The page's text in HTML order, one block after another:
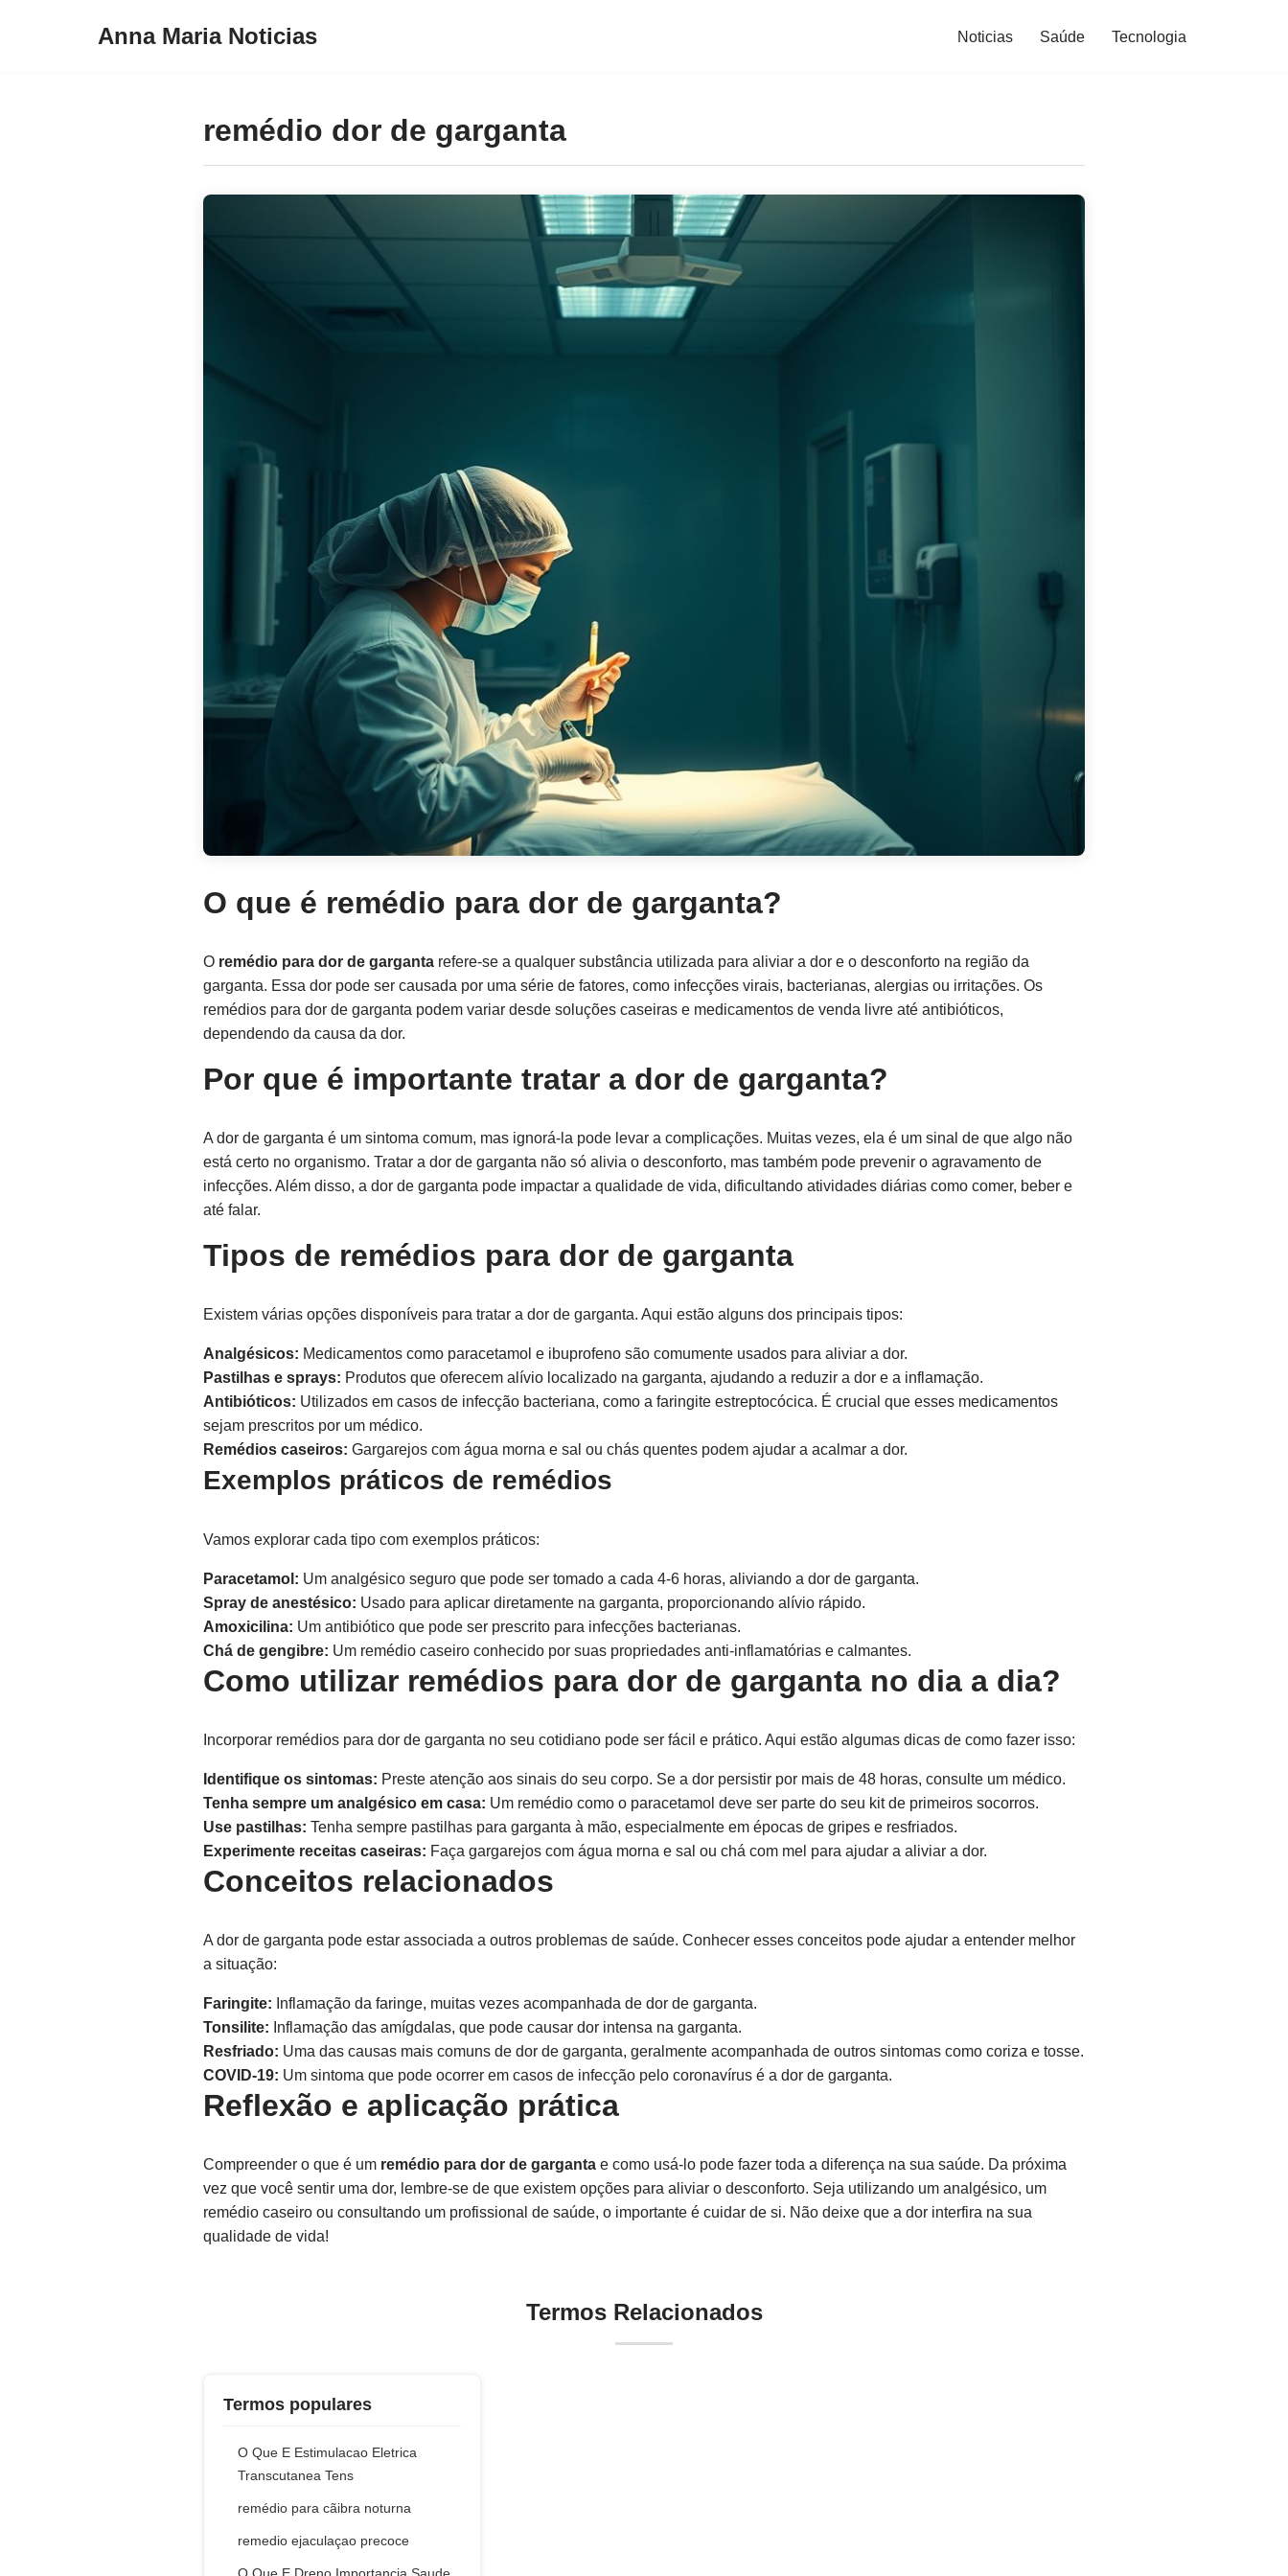
Anna Maria Noticias Noticias Saúde Tecnologia
remédio dor de garganta
O que é remédio para dor de garganta?
O remédio para dor de garganta refere-se a qualquer substância utilizada para aliviar a dor e o desconforto na região da
garganta. Essa dor pode ser causada por uma série de fatores, como infecções virais, bacterianas, alergias ou irritações. Os
remédios para dor de garganta podem variar desde soluções caseiras e medicamentos de venda livre até antibióticos,
dependendo da causa da dor.
Por que é importante tratar a dor de garganta?
A dor de garganta é um sintoma comum, mas ignorá-la pode levar a complicações. Muitas vezes, ela é um sinal de que algo não
está certo no organismo. Tratar a dor de garganta não só alivia o desconforto, mas também pode prevenir o agravamento de
infecções. Além disso, a dor de garganta pode impactar a qualidade de vida, dificultando atividades diárias como comer, beber e
até falar.
Tipos de remédios para dor de garganta
Existem várias opções disponíveis para tratar a dor de garganta. Aqui estão alguns dos principais tipos:
Analgésicos: Medicamentos como paracetamol e ibuprofeno são comumente usados para aliviar a dor.
Pastilhas e sprays: Produtos que oferecem alívio localizado na garganta, ajudando a reduzir a dor e a inflamação.
Antibióticos: Utilizados em casos de infecção bacteriana, como a faringite estreptocócica. É crucial que esses medicamentos
sejam prescritos por um médico.
Remédios caseiros: Gargarejos com água morna e sal ou chás quentes podem ajudar a acalmar a dor.
Exemplos práticos de remédios
Vamos explorar cada tipo com exemplos práticos:
Paracetamol: Um analgésico seguro que pode ser tomado a cada 4-6 horas, aliviando a dor de garganta.
Spray de anestésico: Usado para aplicar diretamente na garganta, proporcionando alívio rápido.
Amoxicilina: Um antibiótico que pode ser prescrito para infecções bacterianas.
Chá de gengibre: Um remédio caseiro conhecido por suas propriedades anti-inflamatórias e calmantes.
Como utilizar remédios para dor de garganta no dia a dia?
Incorporar remédios para dor de garganta no seu cotidiano pode ser fácil e prático. Aqui estão algumas dicas de como fazer isso:
Identifique os sintomas: Preste atenção aos sinais do seu corpo. Se a dor persistir por mais de 48 horas, consulte um médico.
Tenha sempre um analgésico em casa: Um remédio como o paracetamol deve ser parte do seu kit de primeiros socorros.
Use pastilhas: Tenha sempre pastilhas para garganta à mão, especialmente em épocas de gripes e resfriados.
Experimente receitas caseiras: Faça gargarejos com água morna e sal ou chá com mel para ajudar a aliviar a dor.
Conceitos relacionados
A dor de garganta pode estar associada a outros problemas de saúde. Conhecer esses conceitos pode ajudar a entender melhor
a situação:
Faringite: Inflamação da faringe, muitas vezes acompanhada de dor de garganta.
Tonsilite: Inflamação das amígdalas, que pode causar dor intensa na garganta.
Resfriado: Uma das causas mais comuns de dor de garganta, geralmente acompanhada de outros sintomas como coriza e tosse.
COVID-19: Um sintoma que pode ocorrer em casos de infecção pelo coronavírus é a dor de garganta.
Reflexão e aplicação prática
Compreender o que é um remédio para dor de garganta e como usá-lo pode fazer toda a diferença na sua saúde. Da próxima
vez que você sentir uma dor, lembre-se de que existem opções para aliviar o desconforto. Seja utilizando um analgésico, um
remédio caseiro ou consultando um profissional de saúde, o importante é cuidar de si. Não deixe que a dor interfira na sua
qualidade de vida!
Termos Relacionados
Termos populares
O Que E Estimulacao Eletrica
Transcutanea Tens
remédio para cãibra noturna
remedio ejaculaçao precoce